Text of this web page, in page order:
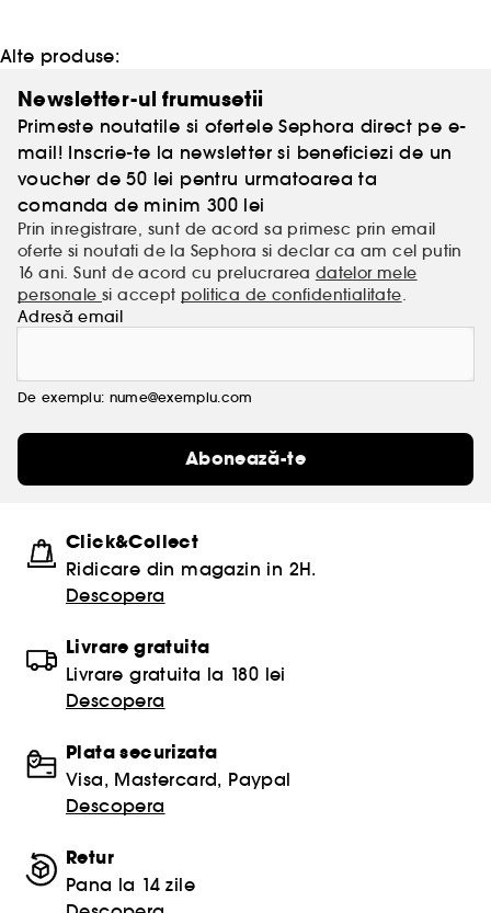
Alte produse:
Newsletter-ul frumusetii
Primeste noutatile si ofertele Sephora direct pe e-
mail! Inscrie-te la newsletter si beneficiezi de un
voucher de 50 lei pentru urmatoarea ta
comanda de minim 300 lei
Prin inregistrare, sunt de acord sa primesc prin email
oferte si noutati de la Sephora si declar ca am cel putin
16 ani. Sunt de acord cu prelucrarea datelor mele
personalesi accept politica de confidentialitate.
Adresă email
De exemplu: nume@exemplu.com
Abonează-te
Click&Collect
Ridicare din magazin in 2H.
Descopera
Livrare gratuita
Livrare gratuita la 180 lei
Descopera
Plata securizata
Visa, Mastercard, Paypal
Descopera
Retur
Pana la 14 zile